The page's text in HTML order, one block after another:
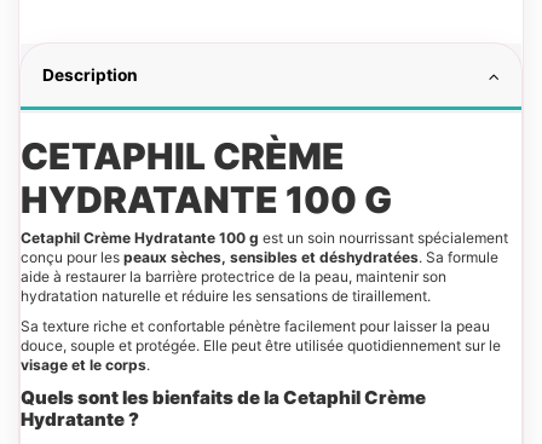
Description
CETAPHIL CRÈME
HYDRATANTE 100 G
Cetaphil Crème Hydratante 100 g est un soin nourrissant spécialement
conçu pour les peaux sèches, sensibles et déshydratées. Sa formule
aide à restaurer la barrière protectrice de la peau, maintenir son
hydratation naturelle et réduire les sensations de tiraillement.
Sa texture riche et confortable pénètre facilement pour laisser la peau
douce, souple et protégée. Elle peut être utilisée quotidiennement sur le
visage et le corps.
Quels sont les bienfaits de la Cetaphil Crème
Hydratante ?